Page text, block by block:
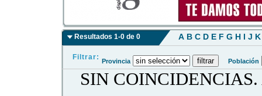
Resultados 1-0 de 0 A B C D E F G H I J K
Filtrar: Provincia Población
SIN